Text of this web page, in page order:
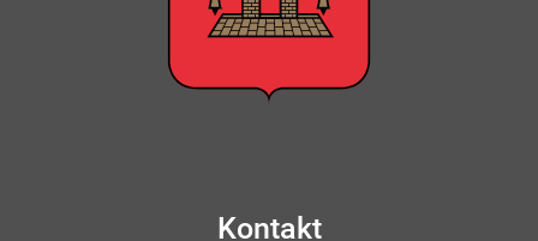
Kontakt